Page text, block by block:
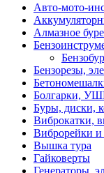
Авто-мото-
Алмазное
Бензорезы,
Болгарки,
Буры, диски,
Виброкатки,
Виброрейки и
Вышка тура
Гайковерты
Генераторы,